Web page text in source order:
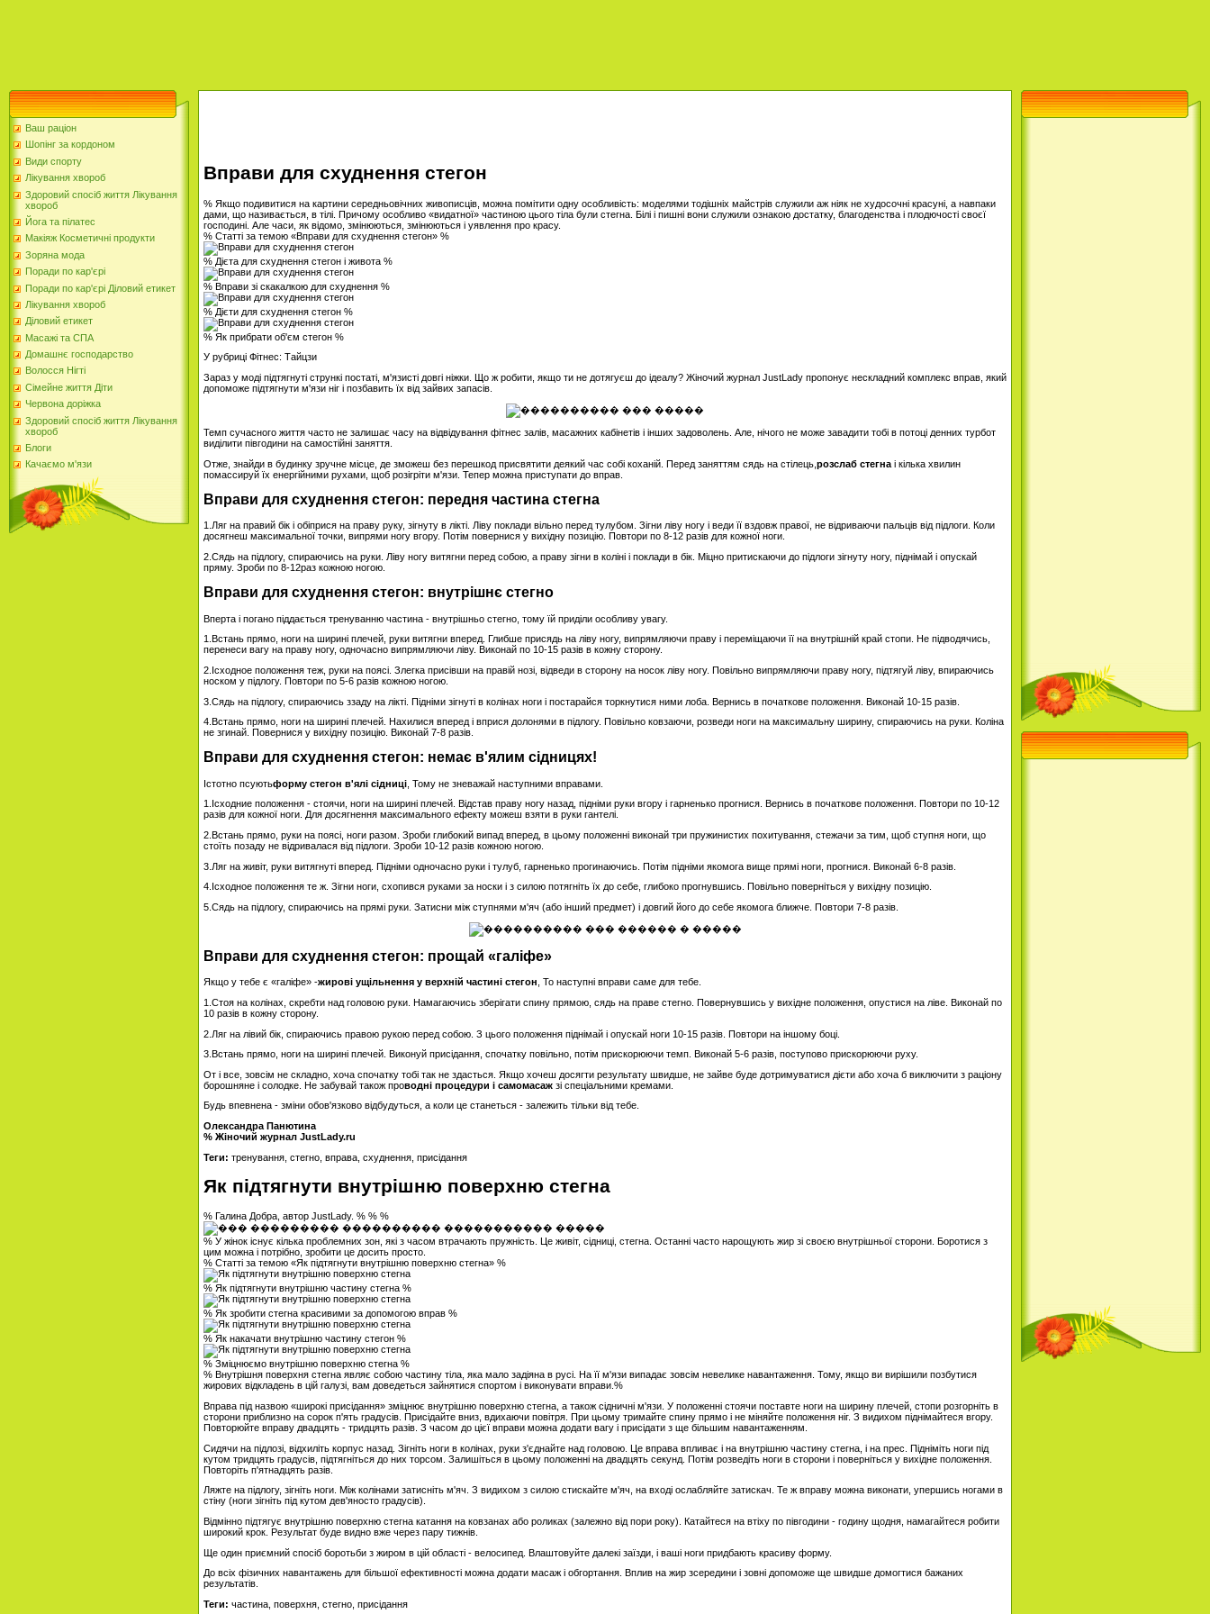
Ваш раціон
Шопінг за кордоном
Види спорту
Лікування хвороб
Здоровий спосіб життя Лікування
хвороб
Йога та пілатес
Макіяж Косметичні продукти
Зоряна мода
Поради по кар'єрі
Поради по кар'єрі Діловий етикет
Лікування хвороб
Діловий етикет
Масажі та СПА
Домашнє господарство
Волосся Нігті
Сімейне життя Діти
Червона доріжка
Здоровий спосіб життя Лікування
хвороб
Блоги
Качаємо м'язи
Вправи для схуднення стегон
% Якщо подивитися на картини середньовічних живописців, можна помітити одну особливість: моделями тодішніх майстрів служили аж ніяк не худосочні красуні, а навпаки
дами, що називається, в тілі. Причому особливо «видатної» частиною цього тіла були стегна. Білі і пишні вони служили ознакою достатку, благоденства і плодючості своєї
господині. Але часи, як відомо, змінюються, змінюються і уявлення про красу.
% Статті за темою «Вправи для схуднення стегон» %
% Дієта для схуднення стегон і живота %
% Вправи зі скакалкою для схуднення %
% Дієти для схуднення стегон %
% Як прибрати об'єм стегон %
У рубриці Фітнес: Тайцзи
Зараз у моді підтягнуті стрункі постаті, м'язисті довгі ніжки. Що ж робити, якщо ти не дотягуєш до ідеалу? Жіночий журнал JustLady пропонує нескладний комплекс вправ, який
допоможе підтягнути м'язи ніг і позбавить їх від зайвих запасів.
Темп сучасного життя часто не залишає часу на відвідування фітнес залів, масажних кабінетів і інших задоволень. Але, нічого не може завадити тобі в потоці денних турбот
виділити півгодини на самостійні заняття.
Отже, знайди в будинку зручне місце, де зможеш без перешкод присвятити деякий час собі коханій. Перед заняттям сядь на стілець, розслаб стегна і кілька хвилин
помассируй їх енергійними рухами, щоб розігріти м'язи. Тепер можна приступати до вправ.
Вправи для схуднення стегон: передня частина стегна
1.Ляг на правий бік і обіприся на праву руку, зігнуту в лікті. Ліву поклади вільно перед тулубом. Зігни ліву ногу і веди її вздовж правої, не відриваючи пальців від підлоги. Коли
досягнеш максимальної точки, випрями ногу вгору. Потім повернися у вихідну позицію. Повтори по 8-12 разів для кожної ноги.
2.Сядь на підлогу, спираючись на руки. Ліву ногу витягни перед собою, а праву зігни в коліні і поклади в бік. Міцно притискаючи до підлоги зігнуту ногу, піднімай і опускай
пряму. Зроби по 8-12раз кожною ногою.
Вправи для схуднення стегон: внутрішнє стегно
Вперта і погано піддається тренуванню частина - внутрішньо стегно, тому їй приділи особливу увагу.
1.Встань прямо, ноги на ширині плечей, руки витягни вперед. Глибше присядь на ліву ногу, випрямляючи праву і переміщаючи її на внутрішній край стопи. Не підводячись,
перенеси вагу на праву ногу, одночасно випрямляючи ліву. Виконай по 10-15 разів в кожну сторону.
2.Ісходное положення теж, руки на поясі. Злегка присівши на правій нозі, відведи в сторону на носок ліву ногу. Повільно випрямляючи праву ногу, підтягуй ліву, впираючись
носком у підлогу. Повтори по 5-6 разів кожною ногою.
3.Сядь на підлогу, спираючись ззаду на лікті. Підніми зігнуті в колінах ноги і постарайся торкнутися ними лоба. Вернись в початкове положення. Виконай 10-15 разів.
4.Встань прямо, ноги на ширині плечей. Нахилися вперед і вприся долонями в підлогу. Повільно ковзаючи, розведи ноги на максимальну ширину, спираючись на руки. Коліна
не згинай. Повернися у вихідну позицію. Виконай 7-8 разів.
Вправи для схуднення стегон: немає в'ялим сідницях!
Істотно псуютьформу стегон в'ялі сідниці , Тому не зневажай наступними вправами.
1.Ісходние положення - стоячи, ноги на ширині плечей. Відстав праву ногу назад, підніми руки вгору і гарненько прогнися. Вернись в початкове положення. Повтори по 10-12
разів для кожної ноги. Для досягнення максимального ефекту можеш взяти в руки гантелі.
2.Встань прямо, руки на поясі, ноги разом. Зроби глибокий випад вперед, в цьому положенні виконай три пружинистих похитування, стежачи за тим, щоб ступня ноги, що
стоїть позаду не відривалася від підлоги. Зроби 10-12 разів кожною ногою.
3.Ляг на живіт, руки витягнуті вперед. Підніми одночасно руки і тулуб, гарненько прогинаючись. Потім підніми якомога вище прямі ноги, прогнися. Виконай 6-8 разів.
4.Ісходное положення те ж. Зігни ноги, схопився руками за носки і з силою потягніть їх до себе, глибоко прогнувшись. Повільно поверніться у вихідну позицію.
5.Сядь на підлогу, спираючись на прямі руки. Затисни між ступнями м'яч (або інший предмет) і довгий його до себе якомога ближче. Повтори 7-8 разів.
Вправи для схуднення стегон: прощай «галіфе»
Якщо у тебе є «галіфе» -жирові ущільнення у верхній частині стегон , То наступні вправи саме для тебе.
1.Стоя на колінах, скребти над головою руки. Намагаючись зберігати спину прямою, сядь на праве стегно. Повернувшись у вихідне положення, опустися на ліве. Виконай по
10 разів в кожну сторону.
2.Ляг на лівий бік, спираючись правою рукою перед собою. З цього положення піднімай і опускай ноги 10-15 разів. Повтори на іншому боці.
3.Встань прямо, ноги на ширині плечей. Виконуй присідання, спочатку повільно, потім прискорюючи темп. Виконай 5-6 разів, поступово прискорюючи руху.
От і все, зовсім не складно, хоча спочатку тобі так не здасться. Якщо хочеш досягти результату швидше, не зайве буде дотримуватися дієти або хоча б виключити з раціону
борошняне і солодке. Не забувай також проводні процедури і самомасаж зі спеціальними кремами.
Будь впевнена - зміни обов'язково відбудуться, а коли це станеться - залежить тільки від тебе.
Олександра Панютина
% Жіночий журнал JustLady.ru
Теги: тренування, стегно, вправа, схуднення, присідання
Як підтягнути внутрішню поверхню стегна
% Галина Добра, автор JustLady. % % %
% У жінок існує кілька проблемних зон, які з часом втрачають пружність. Це живіт, сідниці, стегна. Останні часто нарощують жир зі своєю внутрішньої сторони. Боротися з
цим можна і потрібно, зробити це досить просто.
% Статті за темою «Як підтягнути внутрішню поверхню стегна» %
% Як підтягнути внутрішню частину стегна %
% Як зробити стегна красивими за допомогою вправ %
% Як накачати внутрішню частину стегон %
% Зміцнюємо внутрішню поверхню стегна %
% Внутрішня поверхня стегна являє собою частину тіла, яка мало задіяна в русі. На її м'язи випадає зовсім невелике навантаження. Тому, якщо ви вирішили позбутися
жирових відкладень в цій галузі, вам доведеться зайнятися спортом і виконувати вправи.%
Вправа під назвою «широкі присідання» зміцнює внутрішню поверхню стегна, а також сідничні м'язи. У положенні стоячи поставте ноги на ширину плечей, стопи розгорніть в
сторони приблизно на сорок п'ять градусів. Присідайте вниз, вдихаючи повітря. При цьому тримайте спину прямо і не міняйте положення ніг. З видихом піднімайтеся вгору.
Повторюйте вправу двадцять - тридцять разів. З часом до цієї вправи можна додати вагу і присідати з ще більшим навантаженням.
Сидячи на підлозі, відхиліть корпус назад. Зігніть ноги в колінах, руки з'єднайте над головою. Це вправа впливає і на внутрішню частину стегна, і на прес. Підніміть ноги під
кутом тридцять градусів, підтягніться до них торсом. Залишіться в цьому положенні на двадцять секунд. Потім розведіть ноги в сторони і поверніться у вихідне положення.
Повторіть п'ятнадцять разів.
Ляжте на підлогу, зігніть ноги. Між колінами затисніть м'яч. З видихом з силою стискайте м'яч, на вході ослабляйте затискач. Те ж вправу можна виконати, упершись ногами в
стіну (ноги зігніть під кутом дев'яносто градусів).
Відмінно підтягує внутрішню поверхню стегна катання на ковзанах або роликах (залежно від пори року). Катайтеся на втіху по півгодини - годину щодня, намагайтеся робити
широкий крок. Результат буде видно вже через пару тижнів.
Ще один приємний спосіб боротьби з жиром в цій області - велосипед. Влаштовуйте далекі заїзди, і ваші ноги придбають красиву форму.
До всіх фізичних навантажень для більшої ефективності можна додати масаж і обгортання. Вплив на жир зсередини і зовні допоможе ще швидше домогтися бажаних
результатів.
Теги: частина, поверхня, стегно, присідання